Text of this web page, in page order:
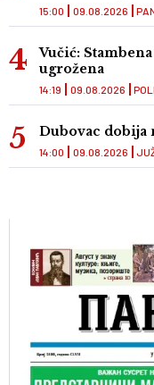
15:00 09.08.2026
Vučić:
ugrožena
14:19 09.08.2026
Dubovac dobija
14:00 09.08.2026